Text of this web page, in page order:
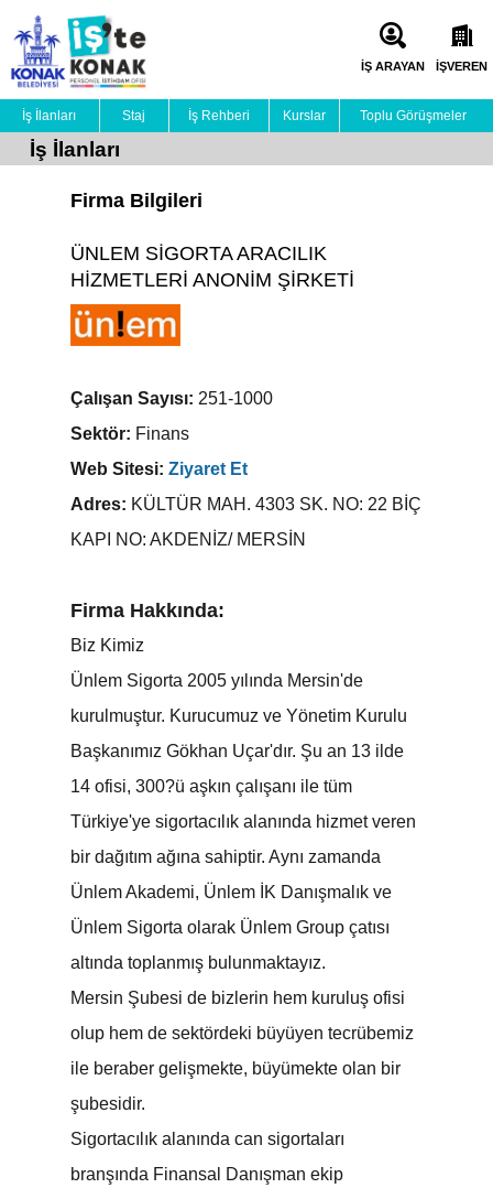
İŞ ARAYAN İŞVEREN
İş İlanları Staj İş Rehberi Kurslar Toplu Görüşmeler
İş İlanları
Firma Bilgileri
ÜNLEM SİGORTA ARACILIK
HİZMETLERİ ANONİM ŞİRKETİ
Çalışan Sayısı: 251-1000
Sektör: Finans
Web Sitesi: Ziyaret Et
Adres: KÜLTÜR MAH. 4303 SK. NO: 22 BİÇ
KAPI NO: AKDENİZ/ MERSİN
Firma Hakkında:
Biz Kimiz
Ünlem Sigorta 2005 yılında Mersin'de
kurulmuştur. Kurucumuz ve Yönetim Kurulu
Başkanımız Gökhan Uçar'dır. Şu an 13 ilde
14 ofisi, 300?ü aşkın çalışanı ile tüm
Türkiye'ye sigortacılık alanında hizmet veren
bir dağıtım ağına sahiptir. Aynı zamanda
Ünlem Akademi, Ünlem İK Danışmalık ve
Ünlem Sigorta olarak Ünlem Group çatısı
altında toplanmış bulunmaktayız.
Mersin Şubesi de bizlerin hem kuruluş ofisi
olup hem de sektördeki büyüyen tecrübemiz
ile beraber gelişmekte, büyümekte olan bir
şubesidir.
Sigortacılık alanında can sigortaları
branşında Finansal Danışman ekip